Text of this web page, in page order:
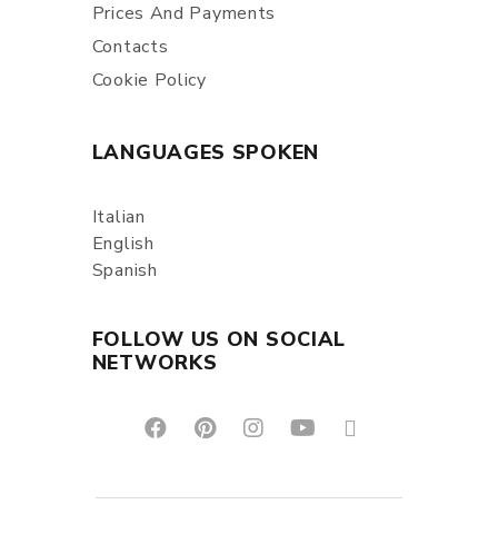
Prices And Payments
Contacts
Cookie Policy
LANGUAGES SPOKEN
Italian
English
Spanish
FOLLOW US ON SOCIAL
NETWORKS